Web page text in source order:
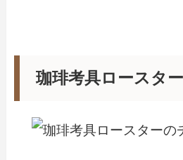
珈琲考具ロースタ